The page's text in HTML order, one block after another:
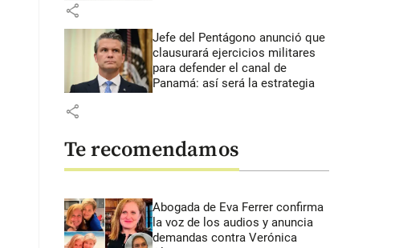
share
Jefe del Pentágono anunció que
clausurará ejercicios militares
para defender el canal de
Panamá: así será la estrategia
share
Te recomendamos
Abogada de Eva Ferrer confirma
la voz de los audios y anuncia
demandas contra Verónica